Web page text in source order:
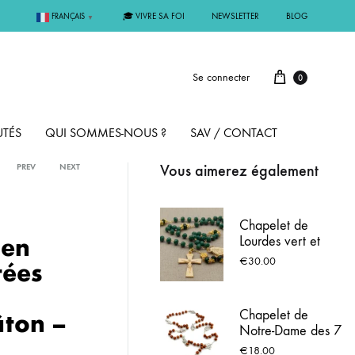
FRANÇAIS ▼ 🎓 VIVRE SA FOI NEWSLETTER BLOG
Se connecter 0
PLAQUÉ OR
QUI SOMMES-NOUS ? SAV / CONTACT
PREV NEXT
–
Vous aimerez également
Chapelet de
Lourdes vert et
dorée avec eau
€30.00
Chapelet de
Notre-Dame des 7
Douleurs - Grains
€18.00